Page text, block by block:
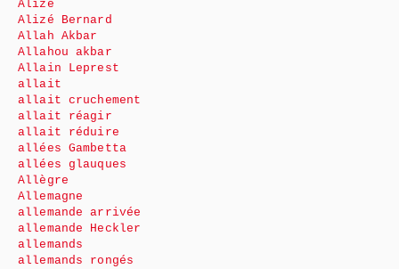
Alizé
Alizé Bernard
Allah Akbar
Allahou akbar
Allain Leprest
allait
allait cruchement
allait réagir
allait réduire
allées Gambetta
allées glauques
Allègre
Allemagne
allemande arrivée
allemande Heckler
allemands
allemands rongés